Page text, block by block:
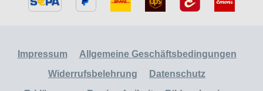
Impressum
Allgemeine Geschäftsbedingungen
Widerrufsbelehrung
Datenschutz